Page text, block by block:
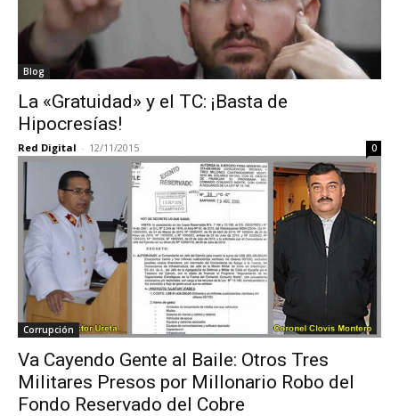
Blog
La «Gratuidad» y el TC: ¡Basta de
Hipocresías!
Red Digital - 12/11/2015 0
Corrupción
Va Cayendo Gente al Baile: Otros Tres
Militares Presos por Millonario Robo del
Fondo Reservado del Cobre